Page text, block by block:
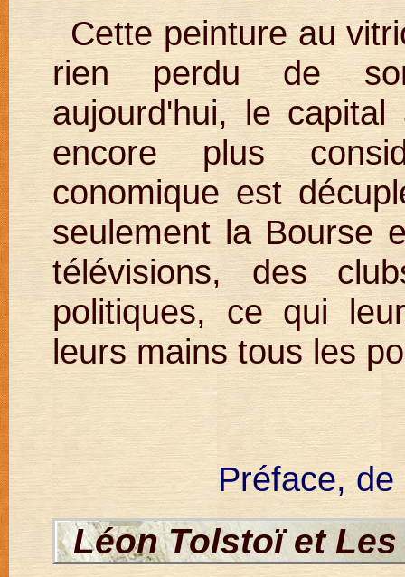
Cette peinture au
rien perdu de
aujourd'hui, le
encore plus
conomique est
seulement la Bourse
télévisions, des
politiques, ce qui
leurs mains tous les
Préface,
Léon Tolstoï et